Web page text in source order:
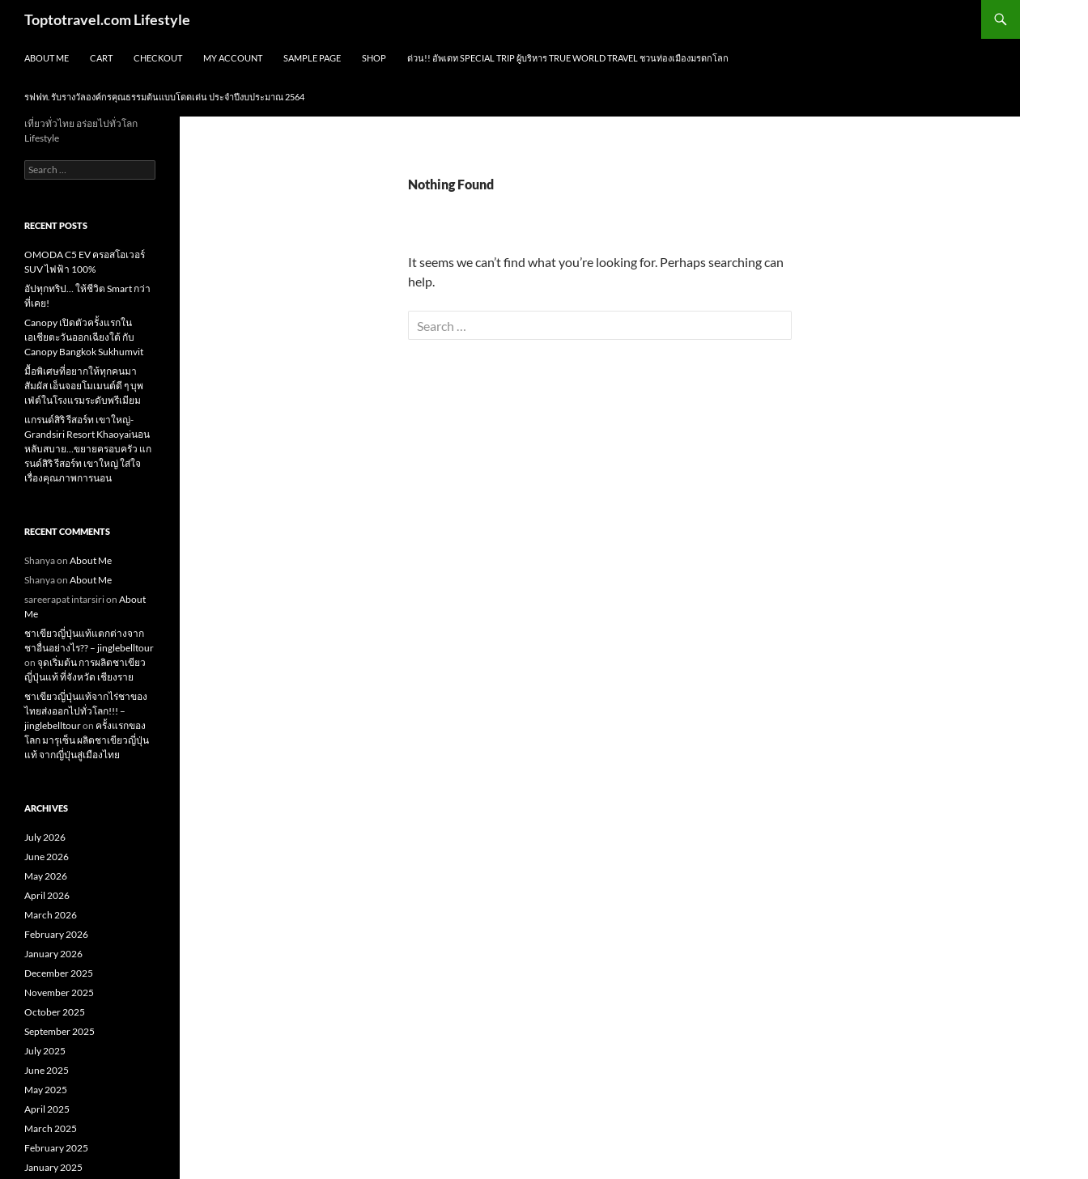
Toptotravel.com Lifestyle
ABOUT ME CART CHECKOUT MY ACCOUNT SAMPLE PAGE SHOP ด่วน!! อัพเดท SPECIAL TRIP ผู้บริหาร TRUE WORLD TRAVEL ชวนท่องเมืองมรดกโลก
รฟฟท. รับรางวัลองค์กรคุณธรรมต้นแบบโดดเด่น ประจำปีงบประมาณ 2564
Nothing Found
It seems we can’t find what you’re looking for. Perhaps searching can
help.
Search
for:
เที่ยวทั่วไทย อร่อยไปทั่วโลก
Lifestyle
Search
for:
RECENT POSTS
OMODA C5 EV ครอสโอเวอร์
SUV ไฟฟ้า 100%
อัปทุกทริป… ให้ชีวิต Smart กว่า
ที่เคย!
Canopy เปิดตัวครั้งแรกใน
เอเชียตะวันออกเฉียงใต้ กับ
Canopy Bangkok Sukhumvit
มื้อพิเศษที่อยากให้ทุกคนมา
สัมผัส เอ็นจอยโมเมนต์ดี ๆ บุพ
เฟ่ต์ในโรงแรมระดับพรีเมียม
แกรนด์สิริ​ รีสอร์ท​ เขาใหญ่​-
Grandsiri​ Resort​ Khaoyaiนอน
หลับสบาย…ขยายครอบครัว แก
รนด์สิริ รีสอร์ท เขาใหญ่ ใส่ใจ
เรื่องคุณภาพการนอน
RECENT COMMENTS
Shanyaon About Me
Shanyaon About Me
sareerapat intarsirion About
Me
ชาเขียวญี่ปุ่นแท้แตกต่างจาก
ชาอื่นอย่างไร?? – jinglebelltour
on จุดเริ่มต้น การผลิตชาเขียว
ญี่ปุ่นแท้ ที่จังหวัด เชียงราย
ชาเขียวญี่ปุ่นแท้จากไร่ชาของ
ไทยส่งออกไปทั่วโลก!!! –
jinglebelltouron ครั้งแรกของ
โลก มารุเซ็น ผลิตชาเขียวญี่ปุ่น
แท้ จากญี่ปุ่นสู่เมืองไทย
ARCHIVES
July 2026
June 2026
May 2026
April 2026
March 2026
February 2026
January 2026
December 2025
November 2025
October 2025
September 2025
July 2025
June 2025
May 2025
April 2025
March 2025
February 2025
January 2025